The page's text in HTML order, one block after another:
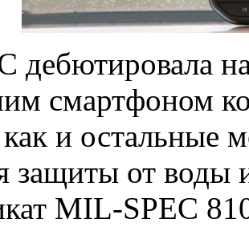
дебютировала
смартфоном
и остальные
защиты от воды
MIL-SPEC